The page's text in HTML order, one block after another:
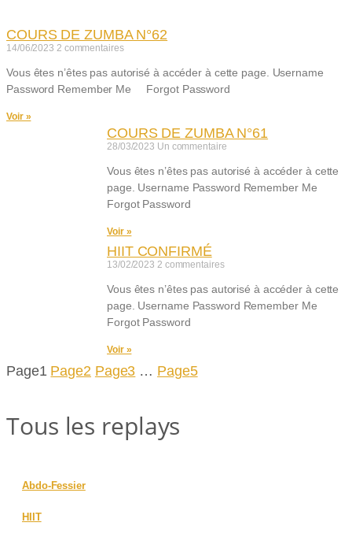
COURS DE ZUMBA N°62
14/06/2023 2 commentaires
Vous êtes n’êtes pas autorisé à accéder à cette page. Username
Password Remember Me Forgot Password
Voir »
COURS DE ZUMBA N°61
28/03/2023 Un commentaire
Vous êtes n’êtes pas autorisé à accéder à cette
page. Username Password Remember Me
Forgot Password
Voir »
HIIT CONFIRMÉ
13/02/2023 2 commentaires
Vous êtes n’êtes pas autorisé à accéder à cette
page. Username Password Remember Me
Forgot Password
Voir »
Page1 Page2 Page3 … Page5
Tous les replays
Abdo-Fessier
HIIT